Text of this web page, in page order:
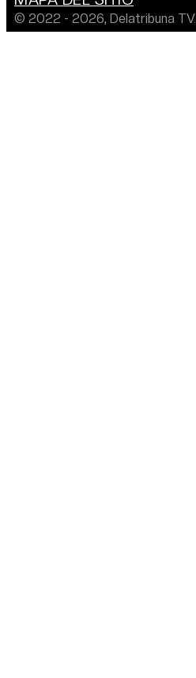
© 2022 - 2026, Delatribuna TV.
Desarrollado por: EMPREBIT